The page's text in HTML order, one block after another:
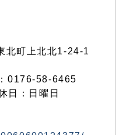
町上北北1-24-1
0176-58-6465
日：日曜日